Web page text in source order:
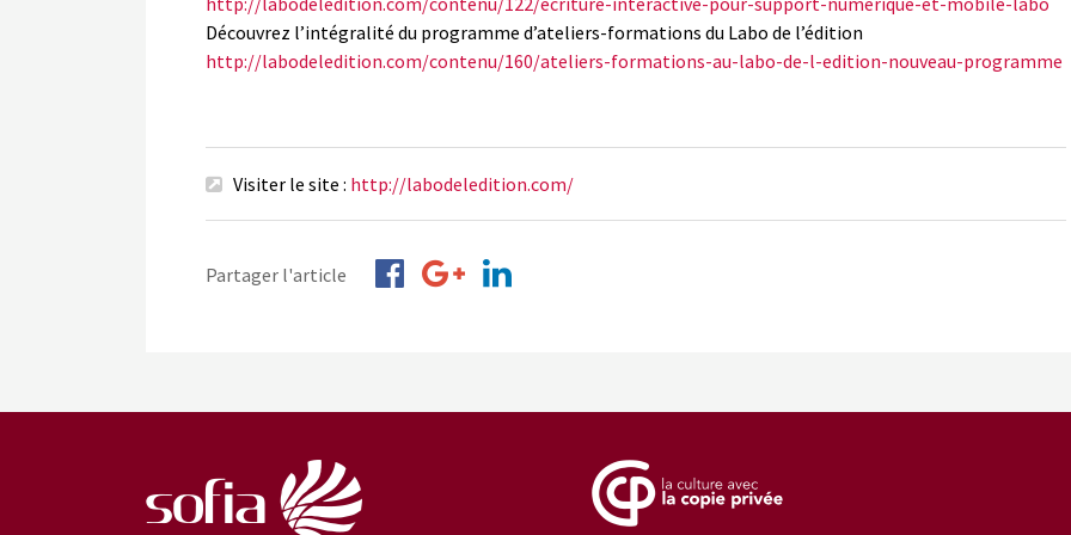
Découvrez l’intégralité du programme d’ateliers-formations du Labo de l’édition
http://labodeledition.com/contenu/160/ateliers-formations-au-labo-de-l-edition-nouveau-programme
Visiter le site : http://labodeledition.com/
Partager l'article